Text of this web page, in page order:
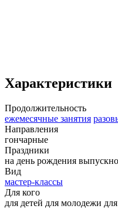
Характеристики
Продолжительность
ежемесячные занятия
Направления
гончарные
Праздники
на день рождения
Вид
мастер-классы
Для кого
для детей для молодежи